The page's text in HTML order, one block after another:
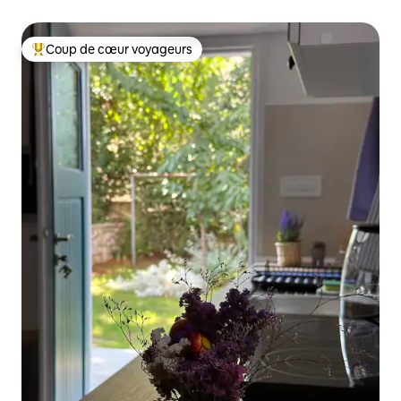
Coups de cœur voyageurs les plus appréciés
Coup de cœur voyageurs